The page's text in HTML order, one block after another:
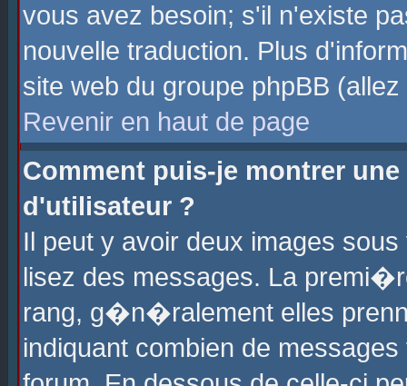
vous avez besoin; s'il n'existe
nouvelle traduction. Plus
site web du groupe phpBB
Revenir en haut de page
Comment puis-je montrer
d'utilisateur ?
Il peut y avoir deux images
lisez des messages. La
rang, g�n�ralement elles
indiquant combien de